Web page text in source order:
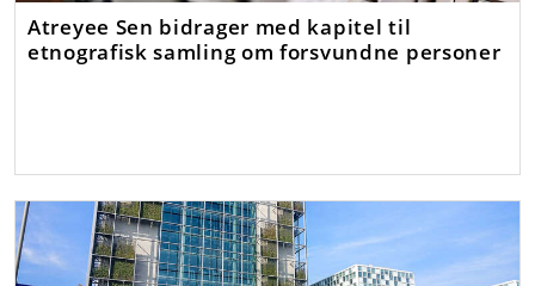
Atreyee Sen bidrager med kapitel til
etnografisk samling om forsvundne personer